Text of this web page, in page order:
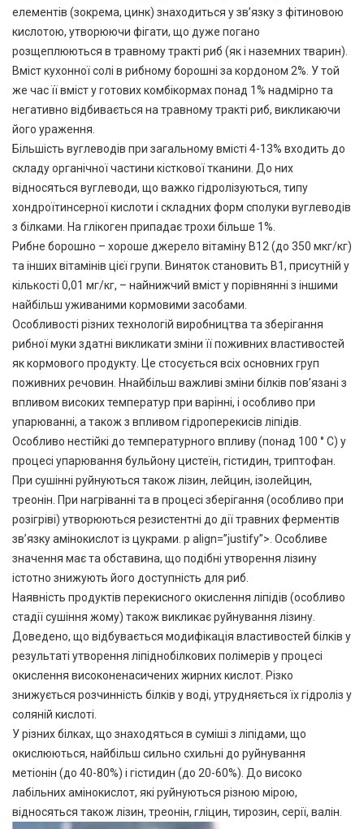
елементів (зокрема, цинк) знаходиться у зв’язку з фітиновою
кислотою, утворюючи фігати, що дуже погано
розщеплюються в травному тракті риб (як і наземних тварин).
Вміст кухонної солі в рибному борошні за кордоном 2%. У той
же час її вміст у готових комбікормах понад 1% надмірно та
негативно відбивається на травному тракті риб, викликаючи
його ураження.
Більшість вуглеводів при загальному вмісті 4-13% входить до
складу органічної частини кісткової тканини. До них
відносяться вуглеводи, що важко гідролізуються, типу
хондроїтинсерної кислоти і складних форм сполуки вуглеводів
з білками. На глікоген припадає трохи більше 1%.
Рибне борошно – хороше джерело вітаміну В12 (до 350 мкг/кг)
та інших вітамінів цієї групи. Виняток становить В1, присутній у
кількості 0,01 мг/кг, – найнижчий вміст у порівнянні з іншими
найбільш уживаними кормовими засобами.
Особливості різних технологій виробництва та зберігання
рибної муки здатні викликати зміни її поживних властивостей
як кормового продукту. Це стосується всіх основних груп
поживних речовин. Ннайбільш важливі зміни білків пов’язані з
впливом високих температур при варінні, і особливо при
упарюванні, а також з впливом гідроперекисів ліпідів.
Особливо нестійкі до температурного впливу (понад 100 ° С) у
процесі упарювання бульйону цистеїн, гістидин, триптофан.
При сушінні руйнуються також лізин, лейцин, ізолейцин,
треонін. При нагріванні та в процесі зберігання (особливо при
розігріві) утворюються резистентні до дії травних ферментів
зв’язку амінокислот із цукрами. p align=”justify”>. Особливе
значення має та обставина, що подібні утворення лізину
істотно знижують його доступність для риб.
Наявність продуктів перекисного окислення ліпідів (особливо
стадії сушіння жому) також викликає руйнування лізину.
Доведено, що відбувається модифікація властивостей білків у
результаті утворення ліпіднобілкових полімерів у процесі
окислення високоненасичених жирних кислот. Різко
знижується розчинність білків у воді, утрудняється їх гідроліз у
соляній кислоті.
У різних білках, що знаходяться в суміші з ліпідами, що
окислюються, найбільш сильно схильні до руйнування
метіонін (до 40-80%) і гістидин (до 20-60%). До високо
лабільних амінокислот, які руйнуються різною мірою,
відносяться також лізин, треонін, гліцин, тирозин, серії, валін.